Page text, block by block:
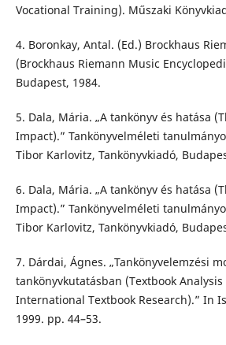
Vocational Training). Műszaki
4. Boronkay, Antal. (Ed.) Brockhaus
(Brockhaus Riemann Music
Budapest, 1984.
5. Dala, Mária. „A tankönyv és hatása
Impact).” Tankönyvelméleti
Tibor Karlovitz, Tankönyvkiadó,
6. Dala, Mária. „A tankönyv és hatása
Impact).” Tankönyvelméleti
Tibor Karlovitz, Tankönyvkiadó,
7. Dárdai, Ágnes. „Tankönyvelemzési
tankönyvkutatásban (Textbook
International Textbook Research).” In
1999. pp. 44–53.